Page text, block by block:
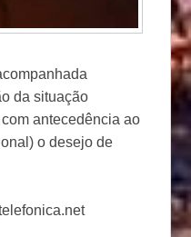
da situação
antecedência ao
o desejo de